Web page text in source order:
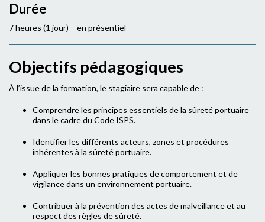
Durée
7 heures (1 jour) – en présentiel
Objectifs pédagogiques
À l’issue de la formation, le stagiaire sera capable de :
Comprendre les principes essentiels de la sûreté portuaire
dans le cadre du Code ISPS.
Identifier les différents acteurs, zones et procédures
inhérentes à la sûreté portuaire.
Appliquer les bonnes pratiques de comportement et de
vigilance dans un environnement portuaire.
Contribuer à la prévention des actes de malveillance et au
respect des règles de sûreté.